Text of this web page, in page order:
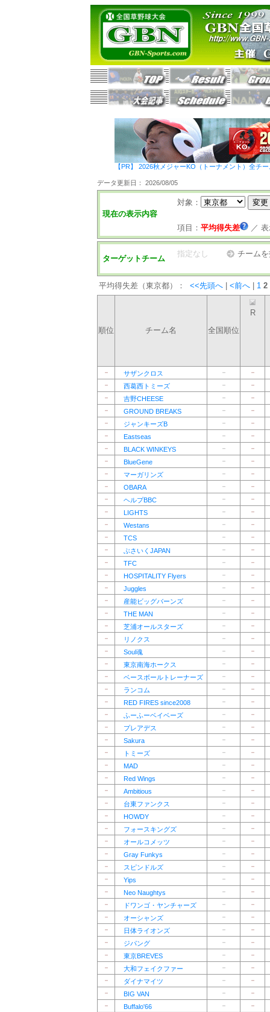
【PR】 2026秋メジャーKO（トーナメント）全チ
データ更新日： 2026/08/05
現在の表示内容
対象：
項目： 平均得失差 ／
ターゲットチーム
指定なし チーム
平均得失差（東京都）： <<先頭へ <前へ 1 2
順位 チーム名 全国順位
R
－ サザンクロス －
－
－
西葛西トミーズ －
－
－
吉野CHEESE －
－
－
GROUND BREAKS －
－
－
ジャンキーズB －
－
－
Eastseas －
－
－
BLACK WINKEYS －
－
－
BlueGene －
－
－
マーガリンズ －
－
－
OBARA －
－
－
ヘルプBBC －
－
－
LIGHTS －
－
－
Westans －
－
－
TCS －
－
－
ぶさいくJAPAN －
－
－
TFC －
－
－
HOSPITALITY Flyers －
－
－
Juggles －
－
－
産能ビッグバーンズ －
－
－
THE MAN －
－
－
芝浦オールスターズ －
－
－
リノクス －
－
－
Soul魂 －
－
－
東京南海ホークス －
－
－
ベースボールトレーナーズ －
－
－
ランコム －
－
－
RED FIRES since2008 －
－
－
ふーふーベイベーズ －
－
－
プレアデス －
－
－
Sakura －
－
－
トミーズ －
－
－
MAD －
－
－
Red Wings －
－
－
Ambitious －
－
－
台東ファンクス －
－
－
HOWDY －
－
－
フォースキングズ －
－
－
オールコメッツ －
－
－
Gray Funkys －
－
－
スピンドルズ －
－
－
Yips －
－
－
Neo Naughtys －
－
－
ドワンゴ・ヤンチャーズ －
－
－
オーシャンズ －
－
－
日体ライオンズ －
－
－
ジパング －
－
－
東京BREVES －
－
－
大和フェイクファー －
－
－
ダイナマイツ －
－
－
BIG VAN －
－
－
Buffalo'66 －
－